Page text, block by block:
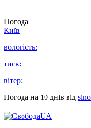
Погода
Київ
вологість:
тиск:
вітер:
Погода на 10 днів від